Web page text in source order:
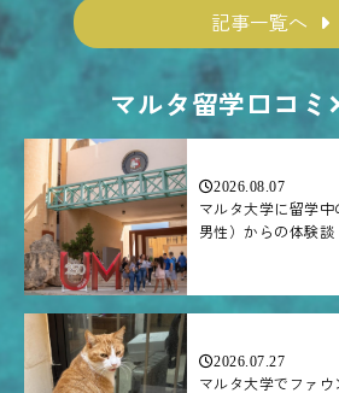
記事一覧へ
マルタ留学口コ
2026.08.07
マルタ大学に留学中
男性）からの体験談
2026.07.27
マルタ大学でファ